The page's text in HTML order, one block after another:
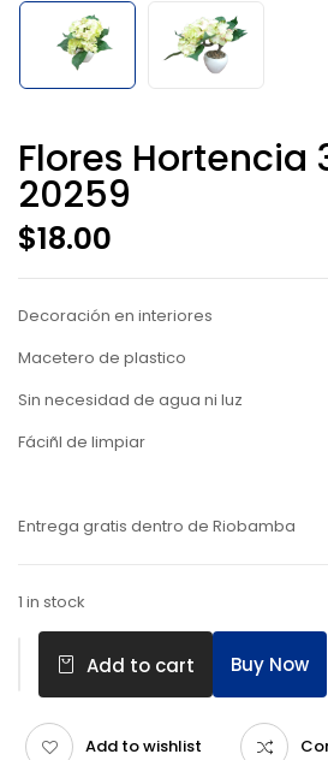
Flores Hortencia
20259
$18.00
Decoración en interiores
Macetero de plastico
Sin necesidad de agua ni luz
Fáciñl de limpiar
Entrega gratis dentro de Riobamba
1 in stock
Add to cart Buy Now
Add to wishlist